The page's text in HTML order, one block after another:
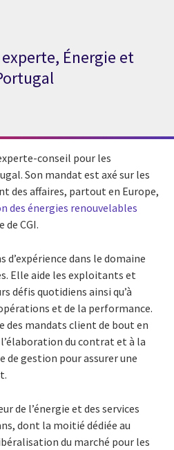
Énergie et
conseil pour les
Son mandat est axé sur les
des affaires, partout en Europe,
des énergies renouvelables
CGI.
d’expérience dans le domaine
Elle aide les exploitants et
défis quotidiens ainsi qu’à
et de la performance.
des mandats client de bout en
du contrat et à la
de gestion pour assurer une
de l’énergie et des services
dont la moitié dédiée au
du marché pour les